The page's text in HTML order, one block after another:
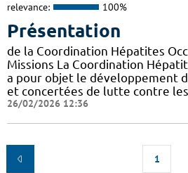
relevance: 100%
Présentation
de la Coordination Hépatites
Missions La Coordination
a pour objet le développement
et concertées de lutte contre
26/02/2026 12:36
1